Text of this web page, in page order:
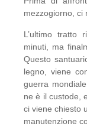
mezzogiorno, ci
L’ultimo tratto
minuti, ma
Questo
legno, viene
guerra
ne è il custode,
ci viene chiesto
manutenzione